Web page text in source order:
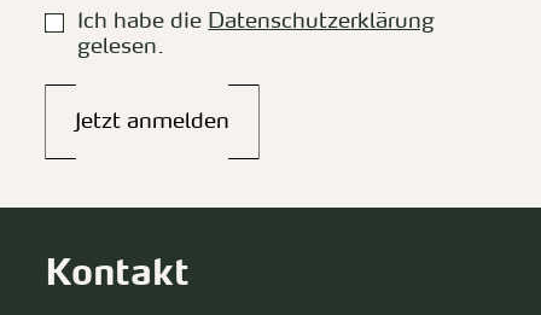
Ich habe die Datenschutzerklärung
gelesen.
Jetzt anmelden
Kontakt